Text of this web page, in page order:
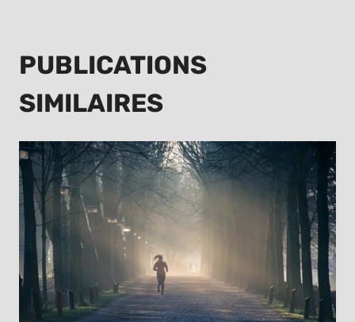
PUBLICATIONS
SIMILAIRES